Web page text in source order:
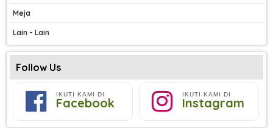
Meja
Lain - Lain
Follow Us
IKUTI KAMI DI
Facebook
IKUTI KAMI DI
Instagram